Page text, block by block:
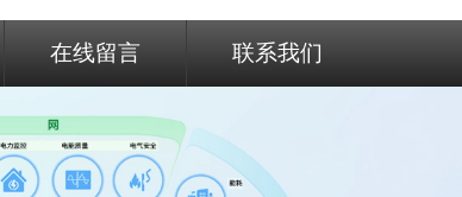
在线留言 联系我们